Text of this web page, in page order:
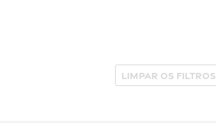
Limpar os filtros